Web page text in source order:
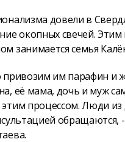
довели в
окопных свечей.
занимается семья
им парафин и
её мама, дочь и муж
процессом. Люди из
обращаются,